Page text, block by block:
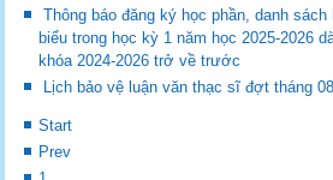
Thông báo đăng ký học phần, danh
biểu trong học kỳ 1 năm học 2025-2026
khóa 2024-2026 trở về trước
Lịch bảo vệ luận văn thạc sĩ đợt tháng
Start
Prev